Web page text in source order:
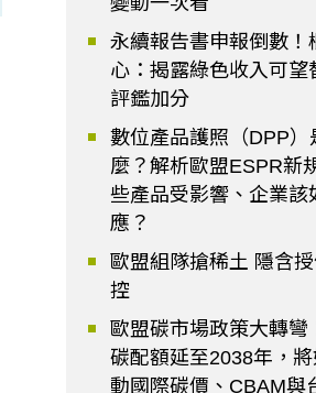
永續報告書申報倒數！
心：揭露綠色收入可望
評鑑加分
數位產品護照（DPP）
麼？解析歐盟ESPR新
些產品受影響、企業該
應？
歐盟組隊搶稀土 隱含
控
歐盟碳市場政策大轉彎
碳配額延至2038年，
動國際碳價、CBAM與